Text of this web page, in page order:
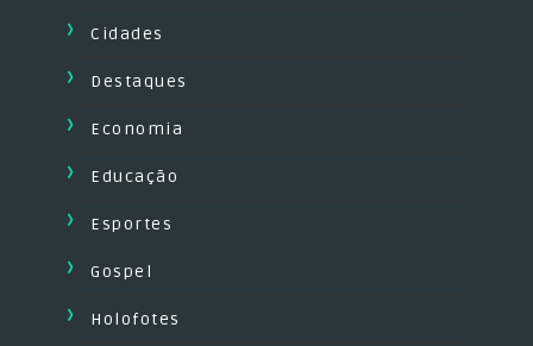
Cidades
Destaques
Economia
Educação
Esportes
Gospel
Holofotes